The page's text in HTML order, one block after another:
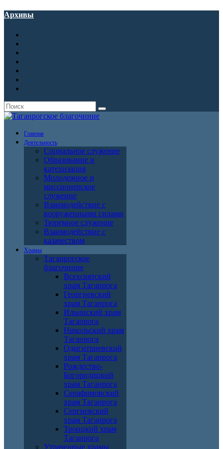
Архивы
Главная
Деятельность
Социальное служение
Образование и
катехизация
Молодежное и
миссионерское
служение
Взаимодействие с
вооруженными силами
Тюремное служение
Взаимодействие с
казачеством
Храмы
Таганрогское
благочиние
Всехсвятский
храм Таганрога
Георгиевский
храм Таганрога
Ильинский храм
Таганрога
Никольский храм
Таганрога
Одигитриевский
храм Таганрога
Рождество-
Богородицкий
храм Таганрога
Серафимовский
храм Таганрога
Сергиевский
храм Таганрога
Троицкий храм
Таганрога
Утраченные храмы